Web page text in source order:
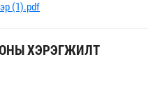
(1).pdf
ОНЫ ХЭРЭГЖИЛТ